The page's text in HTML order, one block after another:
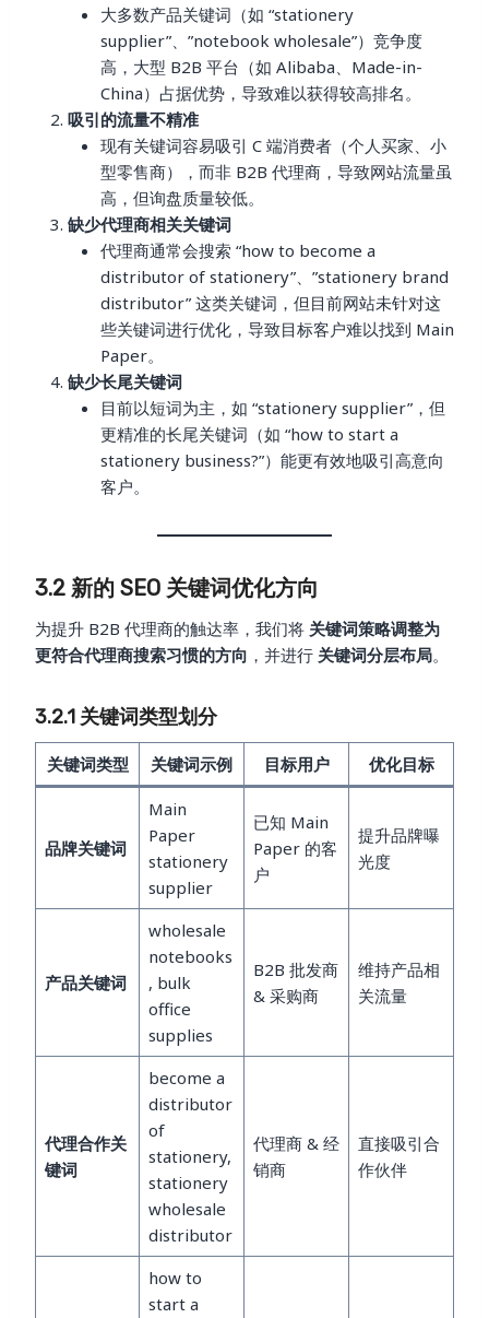
大多数产品关键词（如 “stationery
supplier”、”notebook wholesale”）竞争度
高，大型 B2B 平台（如 Alibaba、Made-in-
China）占据优势，导致难以获得较高排名。
吸引的流量不精准
现有关键词容易吸引 C 端消费者（个人买家、小
型零售商），而非 B2B 代理商，导致网站流量虽
高，但询盘质量较低。
缺少代理商相关关键词
代理商通常会搜索 “how to become a
distributor of stationery”、”stationery brand
distributor” 这类关键词，但目前网站未针对这
些关键词进行优化，导致目标客户难以找到 Main
Paper。
缺少长尾关键词
目前以短词为主，如 “stationery supplier”，但
更精准的长尾关键词（如 “how to start a
stationery business?”）能更有效地吸引高意向
客户。
3.2 新的 SEO 关键词优化方向
为提升 B2B 代理商的触达率，我们将 关键词策略调整为
更符合代理商搜索习惯的方向 ，并进行 关键词分层布局。
3.2.1 关键词类型划分
关键词类型 关键词示例 目标用户 优化目标
品牌关键词
Main
Paper
stationery
supplier
已知 Main
Paper 的客
户
提升品牌曝
光度
产品关键词
wholesale
notebooks
, bulk
office
supplies
B2B 批发商
& 采购商
维持产品相
关流量
代理合作关
键词
become a
distributor
of
stationery,
stationery
wholesale
distributor
代理商 & 经
销商
直接吸引合
作伙伴
how to
start a